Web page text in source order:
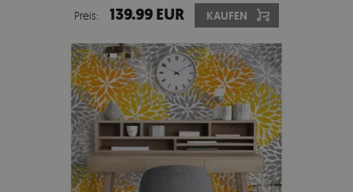
Preis: 139.99 EUR KAUFEN